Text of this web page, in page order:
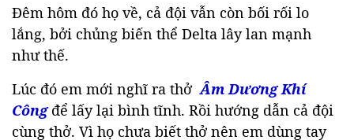
Đêm hôm đó họ về, cả đội vẫn còn bối rối lo
lắng, bởi chủng biến thể Delta lây lan mạnh
như thế.
Lúc đó em mới nghĩ ra thởÂm Dương Khí
Côngđể lấy lại bình tĩnh. Rồi hướng dẫn cả đội
cùng thở. Vì họ chưa biết thở nên em dùng tay